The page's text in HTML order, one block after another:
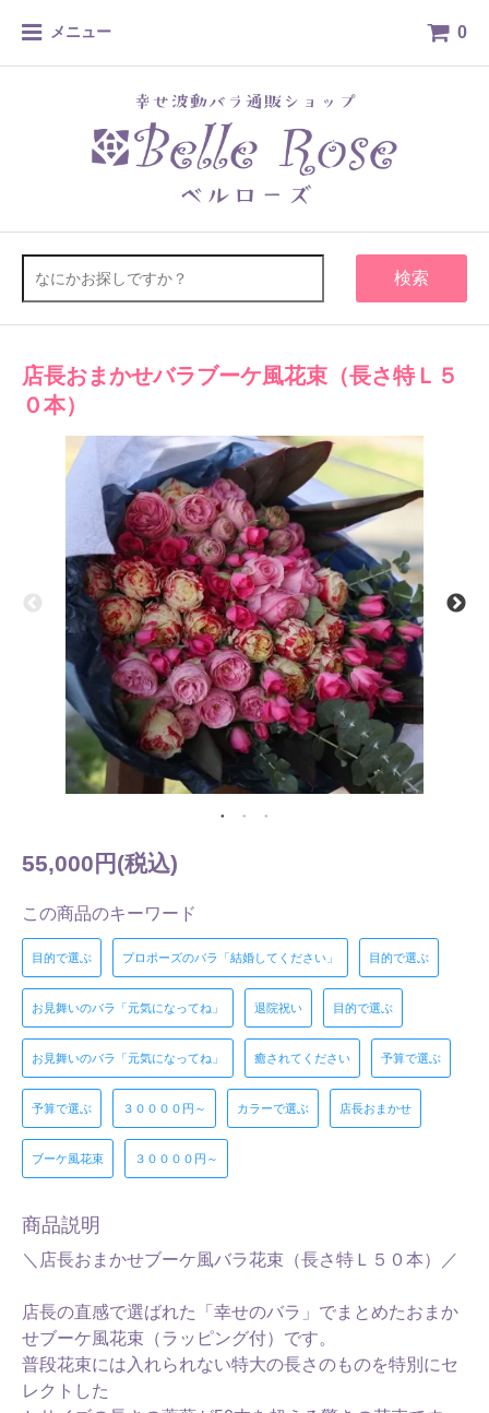
メニュー 0
検索
店長おまかせバラブーケ風花束（長さ特Ｌ５
０本）
55,000円(税込)
この商品のキーワード
目的で選ぶ プロポーズのバラ「結婚してください」 目的で選ぶ
お見舞いのバラ「元気になってね」 退院祝い 目的で選ぶ
お見舞いのバラ「元気になってね」 癒されてください 予算で選ぶ
予算で選ぶ ３００００円～ カラーで選ぶ 店長おまかせ
ブーケ風花束 ３００００円～
商品説明
＼店長おまかせブーケ風バラ花束（長さ特Ｌ５０本）／
店長の直感で選ばれた「幸せのバラ」でまとめたおまか
せブーケ風花束（ラッピング付）です。
普段花束には入れられない特大の長さのものを特別にセ
レクトした